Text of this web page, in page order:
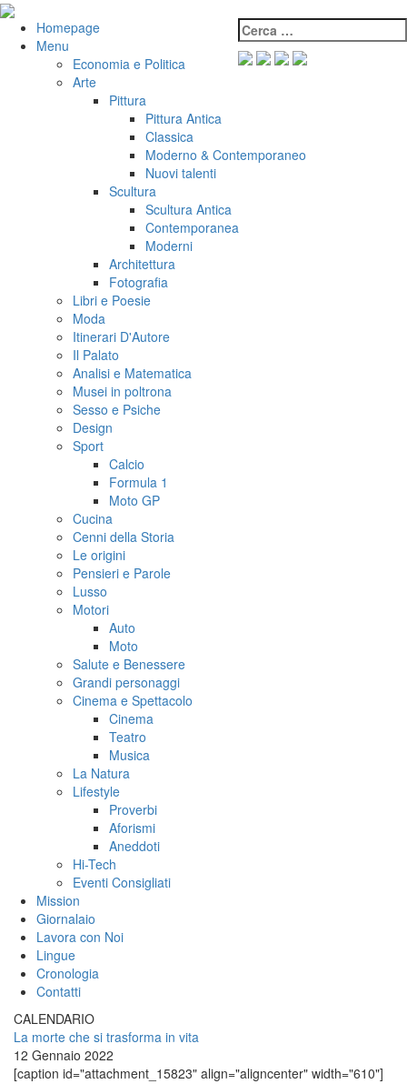
Salta
contenuto
VeniVidiVici Cerca:
Homepage
Menu
Economia e Politica
Arte
Pittura
Pittura Antica
Classica
Moderno & Contemporaneo
Nuovi talenti
Scultura
Scultura Antica
Contemporanea
Moderni
Architettura
Fotografia
Libri e Poesie
Moda
Itinerari D'Autore
Il Palato
Analisi e Matematica
Musei in poltrona
Sesso e Psiche
Design
Sport
Calcio
Formula 1
Moto GP
Cucina
Cenni della Storia
Le origini
Pensieri e Parole
Lusso
Motori
Auto
Moto
Salute e Benessere
Grandi personaggi
Cinema e Spettacolo
Cinema
Teatro
Musica
La Natura
Lifestyle
Proverbi
Aforismi
Aneddoti
Hi-Tech
Eventi Consigliati
Mission
Giornalaio
Lavora con Noi
Lingue
Cronologia
Contatti
CALENDARIO
La morte che si trasforma in vita
12 Gennaio 2022
[caption id="attachment_15823" align="aligncenter" width="610"]